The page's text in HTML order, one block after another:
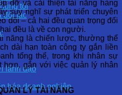
tôi
đối tác
lãnh đạo
hóa doanh nghiệp
đỡ và cải thiện tài năng hàng
suy nghĩ sự phát triển chuyên
dõi – cả hai đều quan trọng đối
đều là về con người.
năng là chiến lược, thường thể
dài hạn toàn công ty gắn liền
tổng thể, trong khi nhân sự
hơn, gắn với việc quản lý nhân
LÝ TÀI NĂNG